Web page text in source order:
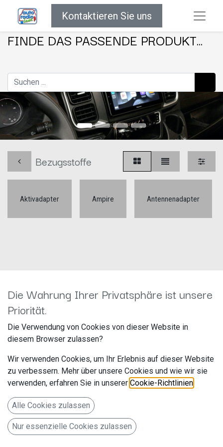
Kontaktieren Sie uns
FINDE DAS PASSENDE PRODUKT...
Bezugsstoffe
Aktivadapter Ampire Antennenadapter
Kein Produkt definiert
Kein Produkt definiert in der Kategorie „
Subwoofer-Chassis / 30 cm".
Die Wahrung Ihrer Privatsphäre ist unsere
Priorität.
Die Verwendung von Cookies von dieser Website in
diesem Browser zulassen?
Wir verwenden Cookies, um Ihr Erlebnis auf dieser Website
zu verbessern. Mehr über unsere Cookies und wie wir sie
verwenden, erfahren Sie in unserer Cookie-Richtlinien
Alle Cookies zulassen
Nur essenzielle Cookies zulassen